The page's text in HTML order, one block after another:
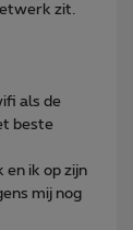
zit.
als de
beste
ik op zijn
mij nog